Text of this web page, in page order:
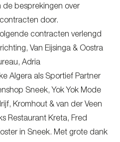
de besprekingen over
door.
contracten verlengd
Van Eijsinga & Oostra
Adria
Algera als Sportief Partner
Sneek, Yok Yok Mode
Kromhout & van der Veen
Restaurant Kreta, Fred
in Sneek. Met grote dank